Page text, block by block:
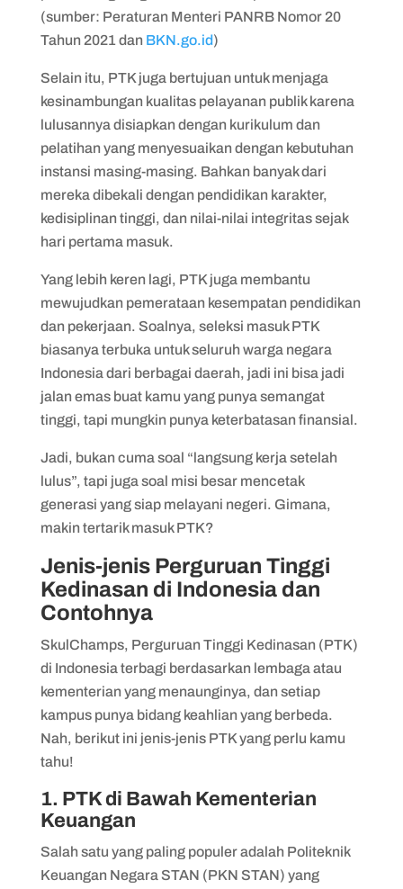
(sumber: Peraturan Menteri PANRB Nomor 20
Tahun 2021 dan BKN.go.id)
Selain itu, PTK juga bertujuan untuk menjaga
kesinambungan kualitas pelayanan publik karena
lulusannya disiapkan dengan kurikulum dan
pelatihan yang menyesuaikan dengan kebutuhan
instansi masing-masing. Bahkan banyak dari
mereka dibekali dengan pendidikan karakter,
kedisiplinan tinggi, dan nilai-nilai integritas sejak
hari pertama masuk.
Yang lebih keren lagi, PTK juga membantu
mewujudkan pemerataan kesempatan pendidikan
dan pekerjaan. Soalnya, seleksi masuk PTK
biasanya terbuka untuk seluruh warga negara
Indonesia dari berbagai daerah, jadi ini bisa jadi
jalan emas buat kamu yang punya semangat
tinggi, tapi mungkin punya keterbatasan finansial.
Jadi, bukan cuma soal “langsung kerja setelah
lulus”, tapi juga soal misi besar mencetak
generasi yang siap melayani negeri. Gimana,
makin tertarik masuk PTK?
Jenis-jenis Perguruan Tinggi
Kedinasan di Indonesia dan
Contohnya
SkulChamps, Perguruan Tinggi Kedinasan (PTK)
di Indonesia terbagi berdasarkan lembaga atau
kementerian yang menaunginya, dan setiap
kampus punya bidang keahlian yang berbeda.
Nah, berikut ini jenis-jenis PTK yang perlu kamu
tahu!
1. PTK di Bawah Kementerian
Keuangan
Salah satu yang paling populer adalah Politeknik
Keuangan Negara STAN (PKN STAN) yang